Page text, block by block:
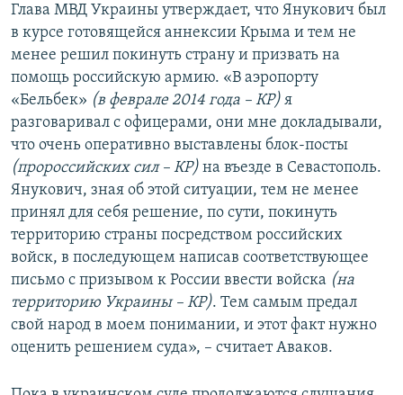
​Глава МВД Украины утверждает, что Янукович был
в курсе готовящейся аннексии Крыма и тем не
менее решил покинуть страну и призвать на
помощь российскую армию. «В аэропорту
«Бельбек» (в феврале 2014 года – КР) я
разговаривал с офицерами, они мне докладывали,
что очень оперативно выставлены блок-посты
(пророссийских сил – КР) на въезде в Севастополь.
Янукович, зная об этой ситуации, тем не менее
принял для себя решение, по сути, покинуть
территорию страны посредством российских
войск, в последующем написав соответствующее
письмо с призывом к России ввести войска (на
территорию Украины – КР). Тем самым предал
свой народ в моем понимании, и этот факт нужно
оценить решением суда», – считает Аваков.